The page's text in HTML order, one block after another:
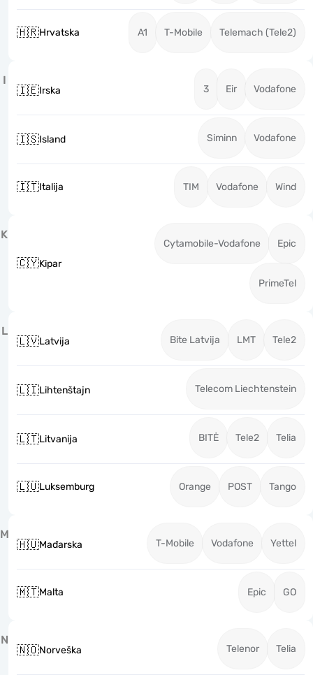
🇭🇷Hrvatska A1 T-Mobile Telemach (Tele2)
I
🇮🇪Irska 3 Eir Vodafone
🇮🇸Island Siminn Vodafone
🇮🇹Italija TIM Vodafone Wind
K
🇨🇾Kipar
Cytamobile-Vodafone Epic
PrimeTel
L
🇱🇻Latvija Bite Latvija LMT Tele2
🇱🇮Lihtenštajn Telecom Liechtenstein
🇱🇹Litvanija BITĖ Tele2 Telia
🇱🇺Luksemburg Orange POST Tango
M
🇭🇺Mađarska T-Mobile Vodafone Yettel
🇲🇹Malta Epic GO
N
🇳🇴Norveška Telenor Telia